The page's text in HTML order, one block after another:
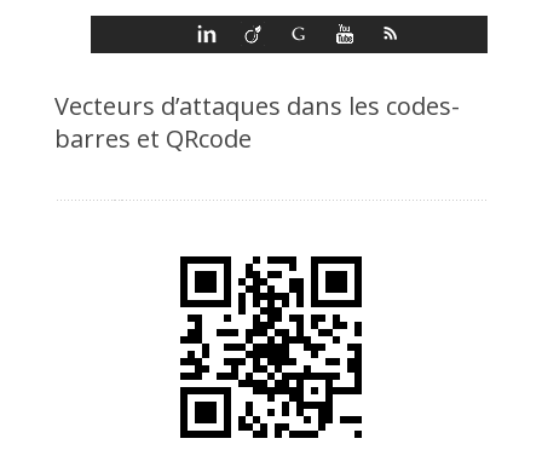
Vecteurs d’attaques dans les codes-
barres et QRcode